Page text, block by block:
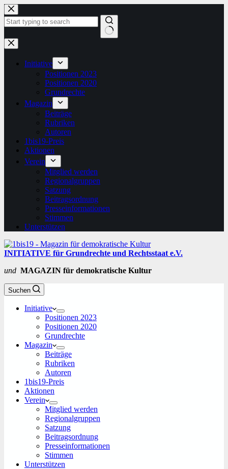
Zum
Inhalt
springen
Keine
Ergebnisse
Initiative
Positionen 2023
Positionen 2020
Grundrechte
Magazin
Beiträge
Rubriken
Autoren
1bis19-Preis
Aktionen
Verein
Mitglied werden
Regionalgruppen
Satzung
Beitragsordnung
Presseinformationen
Stimmen
Unterstützen
INITIATIVE für Grundrechte und Rechtsstaat e.V.
und MAGAZIN für demokratische Kultur
Suchen
Initiative
Positionen 2023
Positionen 2020
Grundrechte
Magazin
Beiträge
Rubriken
Autoren
1bis19-Preis
Aktionen
Verein
Mitglied werden
Regionalgruppen
Satzung
Beitragsordnung
Presseinformationen
Stimmen
Unterstützen